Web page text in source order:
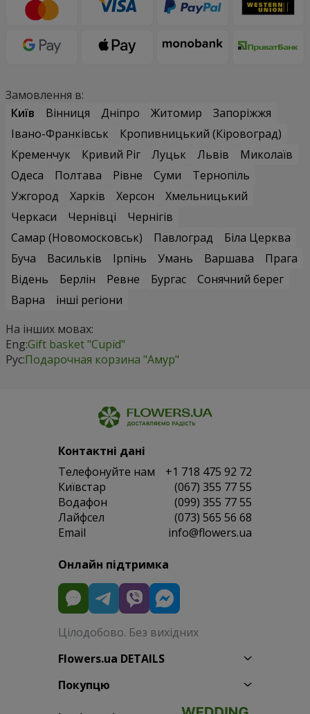
Замовлення в:
Київ
Вінниця Дніпро Житомир
Запоріжжя
Івано-Франківськ
Кропивницький (Кіровоград)
Кременчук
Кривий Ріг Луцьк Львів
Миколаїв
Одеса
Полтава Рівне Суми
Тернопіль
Ужгород
Харків Херсон
Хмельницький
Черкаси
Чернівці
Чернігів
Самар (Новомосковськ)
Павлоград
Біла Церква
Буча
Васильків Ірпінь Умань Варшава
Прага
Відень
Берлін Ревне Бургас
Сонячний берег
Варна
інші регіони
На інших мовах:
Eng:Gift basket "Cupid"
Рус:Подарочная корзина "Амур"
Контактні дані
Телефонуйте нам
+1 718 475 92 72
Київстар
(067) 355 77 55
Водафон
(099) 355 77 55
Лайфсел
(073) 565 56 68
Email
info@flowers.ua
Онлайн підтримка
Цілодобово. Без вихідних
Flowers.ua DETAILS
Покупцю